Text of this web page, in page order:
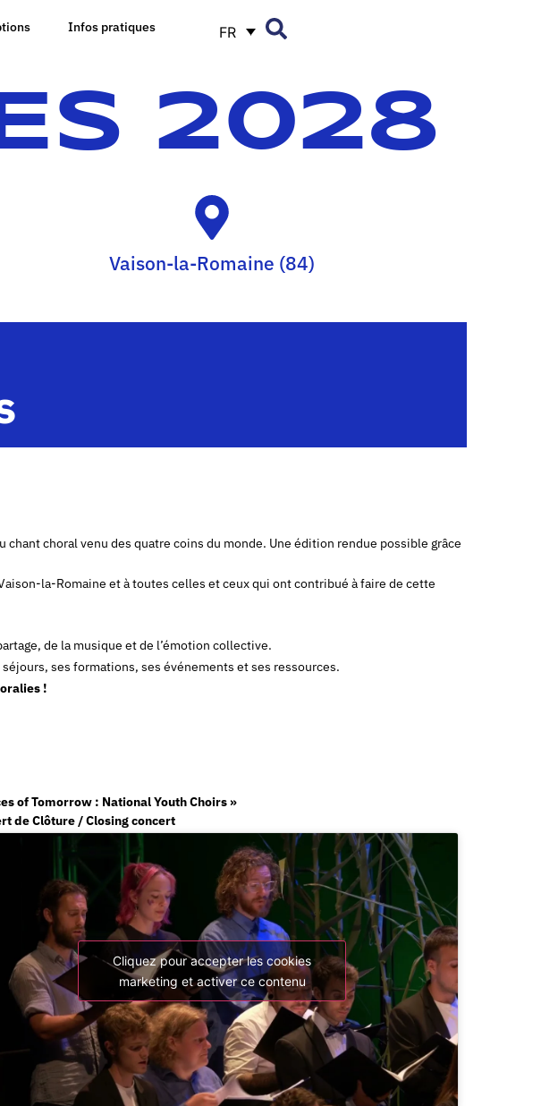
Infos pratiques FR
2028
Vaison-la-Romaine (84)
choral venu des quatre coins du monde. Une édition rendue possible grâce
la-Romaine et à toutes celles et ceux qui ont contribué à faire de cette
de la musique et de l’émotion collective.
ses formations, ses événements et ses ressources.
!
of Tomorrow : National Youth Choirs »
de Clôture / Closing concert
Cliquez pour accepter les cookies
marketing et activer ce contenu